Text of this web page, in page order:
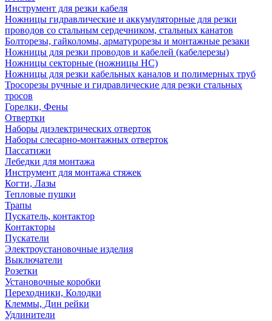
Инструмент для резки кабеля
Ножницы гидравлические и аккумуляторные для резки
проводов со стальным сердечником, стальных канатов
Болторезы, гайколомы, арматурорезы и монтажные резаки
Ножницы для резки проводов и кабелей (кабелерезы)
Ножницы секторные (ножницы НС)
Ножницы для резки кабельных каналов и полимерных труб
Тросорезы ручные и гидравлические для резки стальных
тросов
Горелки, Фены
Отвертки
Наборы диэлектрических отверток
Наборы слесарно-монтажных отверток
Пассатижи
Лебедки для монтажа
Инструмент для монтажа стяжек
Когти, Лазы
Тепловые пушки
Трапы
Пускатель, контактор
Контакторы
Пускатели
Электроустановочные изделия
Выключатели
Розетки
Установочные коробки
Переходники, Колодки
Клеммы, Дин рейки
Удлинители